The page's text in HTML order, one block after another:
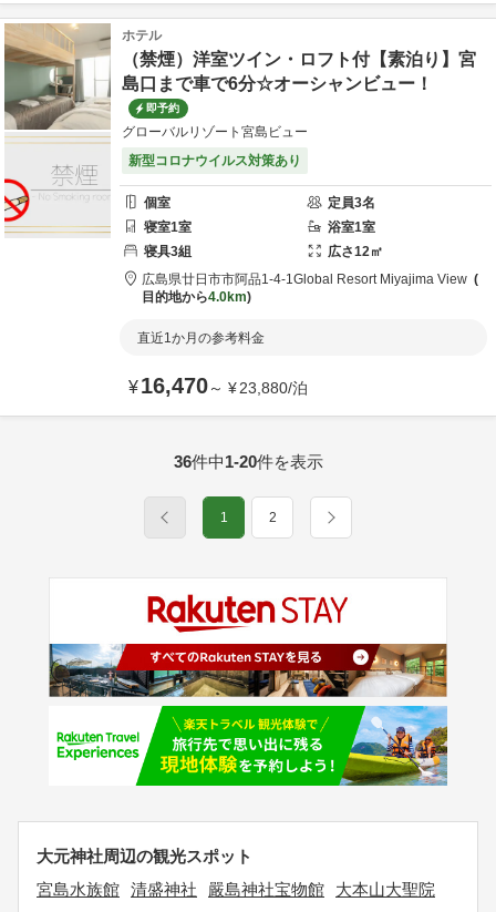
ホテル
（禁煙）洋室ツイン・ロフト付【素泊り】宮
島口まで車で6分☆オーシャンビュー！
即予約
グローバルリゾート宮島ビュー
新型コロナウイルス対策あり
個室 定員3名
寝室1室 浴室1室
寝具3組 広さ12㎡
広島県廿日市市阿品1-4-1Global Resort Miyajima View
目的地から4.0km
直近1か月の参考料金
¥16,470～ ¥23,880/泊
36件中1-20件を表示
1 2
大元神社周辺の観光スポット
宮島水族館 清盛神社 嚴島神社宝物館
大本山大聖院